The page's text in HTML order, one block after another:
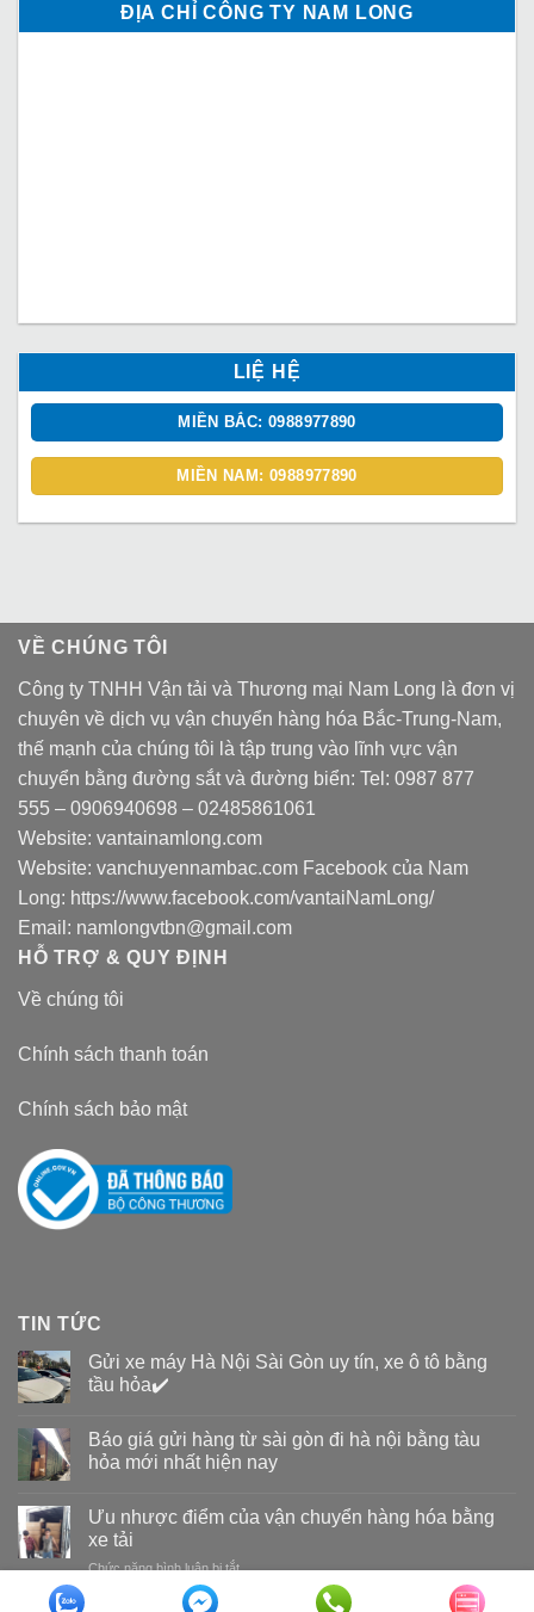
ĐỊA CHỈ CÔNG TY NAM LONG
LIỆ HỆ
MIỀN BẮC: 0988977890
MIỀN NAM: 0988977890
VỀ CHÚNG TÔI
Công ty TNHH Vận tải và Thương mại Nam Long là đơn vị
chuyên về dịch vụ vận chuyển hàng hóa Bắc-Trung-Nam,
thế mạnh của chúng tôi là tập trung vào lĩnh vực vận
chuyển bằng đường sắt và đường biển: Tel: 0987 877
555 – 0906940698 – 02485861061
Website: vantainamlong.com
Website: vanchuyennambac.com Facebook của Nam
Long: https://www.facebook.com/vantaiNamLong/
Email: namlongvtbn@gmail.com
HỖ TRỢ & QUY ĐỊNH
Về chúng tôi
Chính sách thanh toán
Chính sách bảo mật
TIN TỨC
Gửi xe máy Hà Nội Sài Gòn uy tín, xe ô tô bằng
tầu hỏa✔️
Báo giá gửi hàng từ sài gòn đi hà nội bằng tàu
hỏa mới nhất hiện nay
Ưu nhược điểm của vận chuyển hàng hóa bằng
xe tải
Chức năng bình luận bị tắtở